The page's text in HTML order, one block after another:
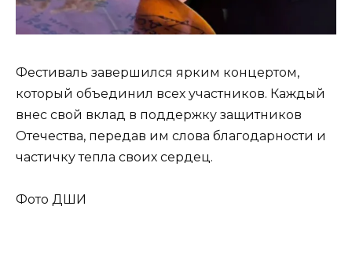
Фестиваль завершился ярким концертом,
который объединил всех участников. Каждый
внес свой вклад в поддержку защитников
Отечества, передав им слова благодарности и
частичку тепла своих сердец.
Фото ДШИ